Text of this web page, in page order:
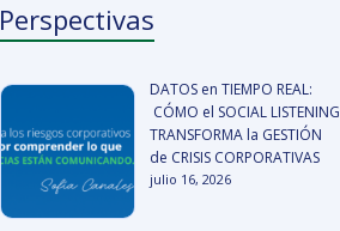
Perspectivas
DATOS en TIEMPO REAL:
CÓMO el SOCIAL LISTENING
TRANSFORMA la GESTIÓN
de CRISIS CORPORATIVAS
julio 16, 2026